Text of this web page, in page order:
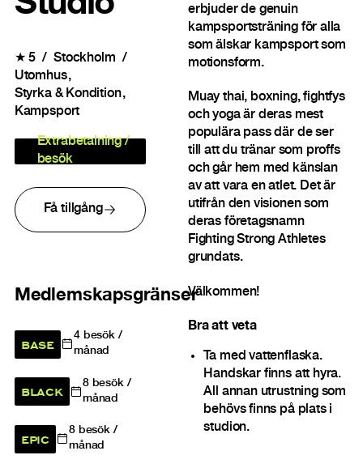
★5
Stockholm
Utomhus
Styrka & Kondition
Kampsport
Extrabetalning /
besök
Få tillgång
Medlemskapsgränser
BASE 4besök /
månad
BLACK 8besök /
månad
EPIC 8besök /
månad
erbjuder de genuin
kampsportsträning för alla
som älskar kampsport som
motionsform.
Muay thai, boxning, fightfys
och yoga är deras mest
populära pass där de ser
till att du tränar som proffs
och går hem med känslan
av att vara en atlet. Det är
utifrån den visionen som
deras företagsnamn
Fighting Strong Athletes
grundats.
Välkommen!
Bra att veta
Ta med vattenflaska.
Handskar finns att hyra.
All annan utrustning som
behövs finns på plats i
studion.